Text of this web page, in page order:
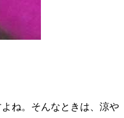
ね。そんなときは、涼や